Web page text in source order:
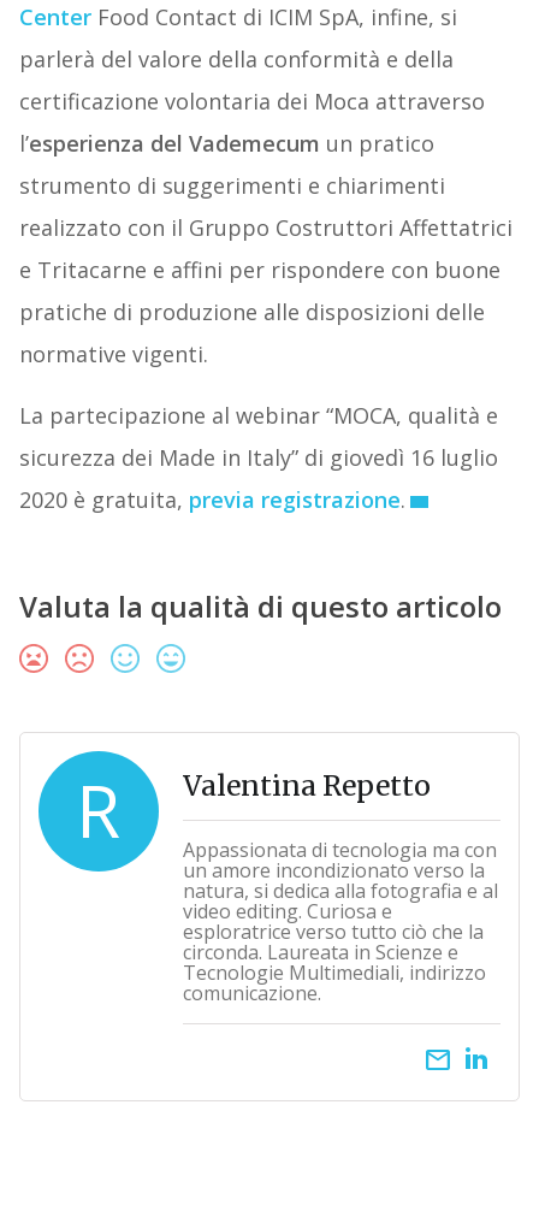
CenterFood Contact di ICIM SpA, infine, si
parlerà del valore della conformità e della
certificazione volontaria dei Moca attraverso
l’esperienza del Vademecum un pratico
strumento di suggerimenti e chiarimenti
realizzato con il Gruppo Costruttori Affettatrici
e Tritacarne e affini per rispondere con buone
pratiche di produzione alle disposizioni delle
normative vigenti.
La partecipazione al webinar “MOCA, qualità e
sicurezza dei Made in Italy” di giovedì 16 luglio
2020 è gratuita, previa registrazione.
Valuta la qualità di questo articolo
R Valentina Repetto
Appassionata di tecnologia ma con
un amore incondizionato verso la
natura, si dedica alla fotografia e al
video editing. Curiosa e
esploratrice verso tutto ciò che la
circonda. Laureata in Scienze e
Tecnologie Multimediali, indirizzo
comunicazione.
email